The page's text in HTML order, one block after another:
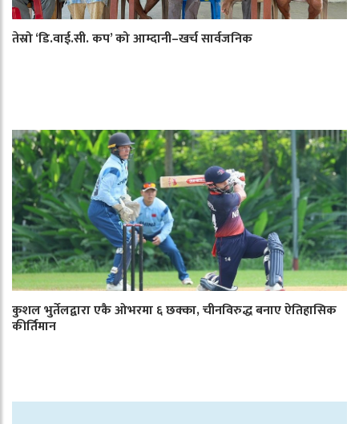
तेस्रो ‘डि.वाई.सी. कप’ को आम्दानी–खर्च सार्वजनिक
कुशल भुर्तेलद्वारा एकै ओभरमा ६ छक्का, चीनविरुद्ध बनाए ऐतिहासिक
कीर्तिमान